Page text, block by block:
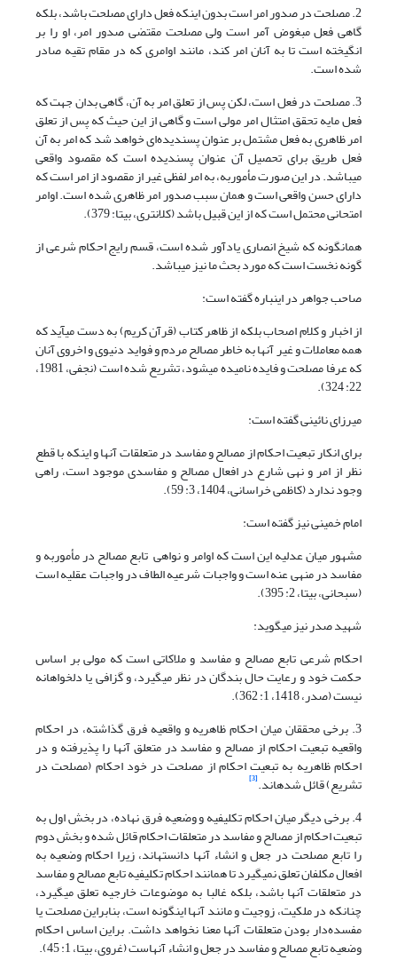
2. مصلحت در صدور امر است بدون این‎که فعل دارای مصلحت باشد، بلکه
گاهی فعل مبغوض آمر است ولی مصلحت مقتضی صدور امر، او را بر
انگیخته است تا به آنان امر کند، مانند اوامری که در مقام تقیه صادر
شده است.
3. مصلحت در فعل است، لکن پس از تعلق امر به آن، ‏گاهی بدان جهت که
فعل مایه تحقق امتثال امر مولی است و گاهی از این حیث که پس از تعلق
امر ظاهری به فعل مشتمل بر عنوان پسندیده‌ای خواهد شد که امر به آن
فعل طریق برای تحصیل آن عنوان پسندیده است که مقصود واقعی
می‎باشد. در این صورت مأموربه، به امر لفظی غیر از مقصود از امر است که
دارای حسن واقعی است و همان سبب صدور امر ظاهری شده است. اوامر
امتحانی محتمل است که از این قبیل باشد (کلانتری، بی‏تا: 379).
همان‏گونه که شیخ انصاری یادآور شده است، قسم رایج احکام شرعی از
گونه نخست است که مورد بحث ما نیز می‎باشد.
صاحب جواهر در این‎باره گفته است:
از اخبار و کلام اصحاب بلکه از ظاهر کتاب (قرآن کریم) به دست می‎آید که
همه معاملات و غیر آنها به خاطر مصالح مردم و فواید دنیوی و اخروی آنان
‎که عرفا مصلحت و فایده نامیده می‎شود، تشریع شده است (نجفی، 1981،
22: 324).
میرزای نائینی گفته است:
برای انکار تبعیت احکام از مصالح و مفاسد در متعلقات آنها و این‎که با قطع
نظر از امر و نهی شارع در افعال مصالح و مفاسدی موجود است، راهی
وجود ندارد (کاظمی خراسانی، 1404، 3: 59).
امام خمینی نیز گفته است:
مشهور میان عدلیه این است که اوامر و نواهی تابع مصالح در مأموربه و
مفاسد در منهی عنه است و واجبات شرعیه الطاف در واجبات عقلیه است
(سبحانی، بی‏تا، 2: 395).
شهید صدر نیز میگوید:
احکام شرعی تابع مصالح و مفاسد و ملاکاتی است که مولی بر اساس
حکمت خود و رعایت حال بندگان در نظر می‎گیرد، و گزافی یا دل‏خواهانه
نیست (صدر، 1418، 1: 362).
3. برخی محققان میان احکام ظاهریه و واقعیه فرق گذاشته، در احکام
واقعیه تبعیت احکام از مصالح و مفاسد در متعلق آنها را پذیرفته و در
احکام ظاهریه به تبعیت احکام از مصلحت در خود احکام (مصلحت در
تشریع) قائل شده‎اند. [3]
4. برخی دیگر میان احکام تکلیفیه و وضعیه فرق نهاده، در بخش اول به
تبعیت احکام از مصالح و مفاسد در متعلقات احکام قائل شده و بخش دوم
را تابع مصلحت در جعل و انشاء آنها دانسته‎اند، زیرا احکام وضعیه به
افعال مکلفان تعلق نمی‎گیرد تا همانند احکام تکلیفیه تابع مصالح و مفاسد
در متعلقات آنها باشد، بلکه غالبا به موضوعات خارجیه تعلق می‎گیرد،
چنان‎که در ملکیت، زوجیت و مانند آنها این‎گونه است، بنابراین مصلحت یا
مفسده‌دار بودن متعلقات آنها معنا نخواهد داشت. براین اساس احکام
وضعیه تابع مصالح و مفاسد در جعل و انشاء آنهاست (غروی، بی‏تا، 1: 45).